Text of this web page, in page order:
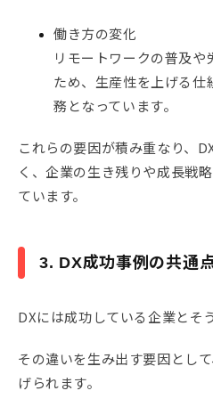
働き方の変化
リモートワークの普及や
ため、生産性を上げる仕
務となっています。
これらの要因が積み重なり、
く、企業の生き残りや成長戦
ています。
3. DX成功事例の共通
DXには成功している企業とそ
その違いを生み出す要因とし
げられます。